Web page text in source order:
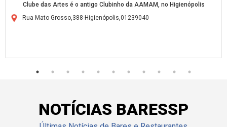
Clube das Artes é o antigo Clubinho da AAMAM, no Higienópolis
Rua Mato Grosso,388-Higienópolis,01239040
NOTÍCIAS BARESSP